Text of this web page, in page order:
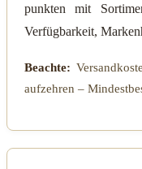
punkten mit
Verfügbarkeit,
Beachte:
aufzehren –